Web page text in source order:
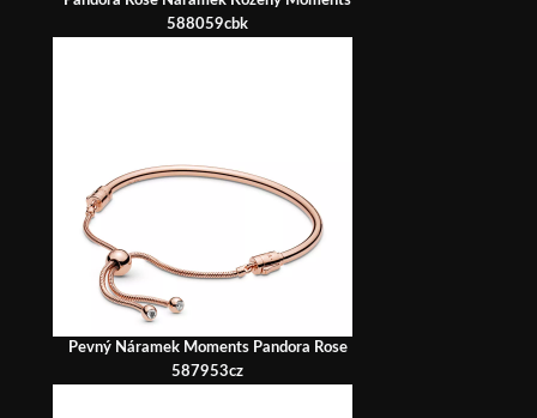
588059cbk
Pevný Náramek Moments Pandora Rose
587953cz